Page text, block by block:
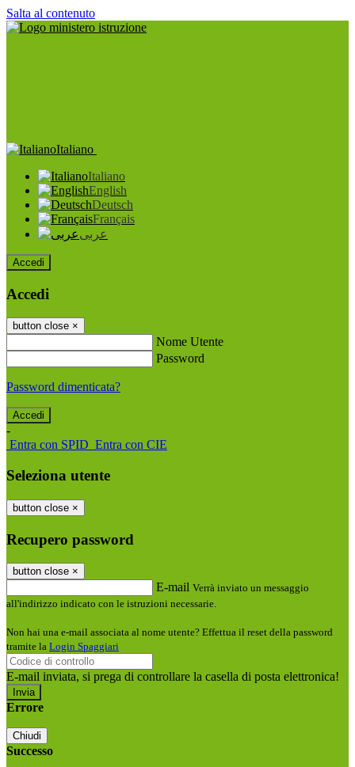
Salta al contenuto
Italiano
Italiano
English
Deutsch
Français
عربى
Accedi
Accedi
button close ×
Nome Utente
Password
Password dimenticata?
-
Entra con SPID Entra con CIE
Seleziona utente
button close ×
Recupero password
button close ×
E-mail Verrà inviato un messaggio
all'indirizzo indicato con le istruzioni necessarie.
Non hai una e-mail associata al nome utente? Effettua il reset della password
tramite la Login Spaggiari
E-mail inviata, si prega di controllare la casella di posta elettronica!
Errore
Chiudi
Successo